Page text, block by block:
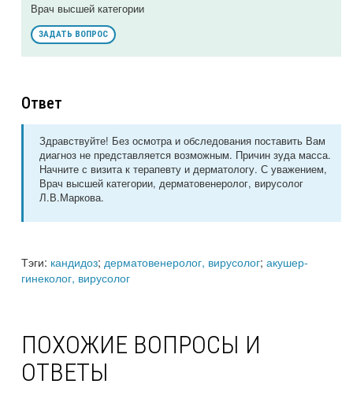
Врач высшей категории
ЗАДАТЬ ВОПРОС
Ответ
Здравствуйте! Без осмотра и обследования поставить Вам
диагноз не представляется возможным. Причин зуда масса.
Начните с визита к терапевту и дерматологу. С уважением,
Врач высшей категории, дерматовенеролог, вирусолог
Л.В.Маркова.
Тэги: кандидоз; дерматовенеролог, вирусолог; акушер-
гинеколог, вирусолог
ПОХОЖИЕ ВОПРОСЫ И
ОТВЕТЫ